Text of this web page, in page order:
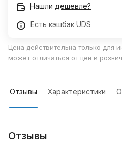
Нашли дешевле?
Есть кэшбэк UDS
Цена действительна только для
может отличаться от цен в
Отзывы Характеристики
Отзывы